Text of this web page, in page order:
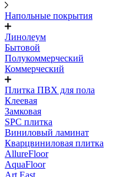
Напольные покрытия
Линолеум
Бытовой
Полукоммерческий
Коммерческий
Плитка ПВХ для пола
Клеевая
Замковая
SPC плитка
Виниловый ламинат
Кварцвиниловая плитка
AllureFloor
AquaFloor
Art East